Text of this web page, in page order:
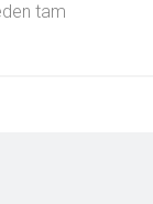
tam